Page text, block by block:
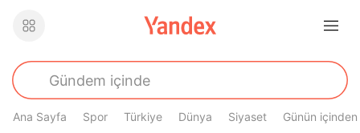
Ana Sayfa Spor Türkiye Dünya Siyaset Günün içinden